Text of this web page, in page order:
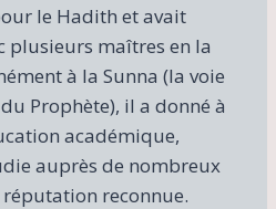
le Hadith et avait
plusieurs maîtres en la
à la Sunna (la voie
Prophète), il a donné à
académique,
auprès de nombreux
reconnue.